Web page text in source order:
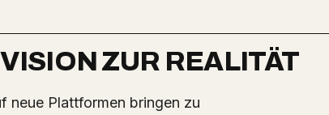
ZUR REALITÄT